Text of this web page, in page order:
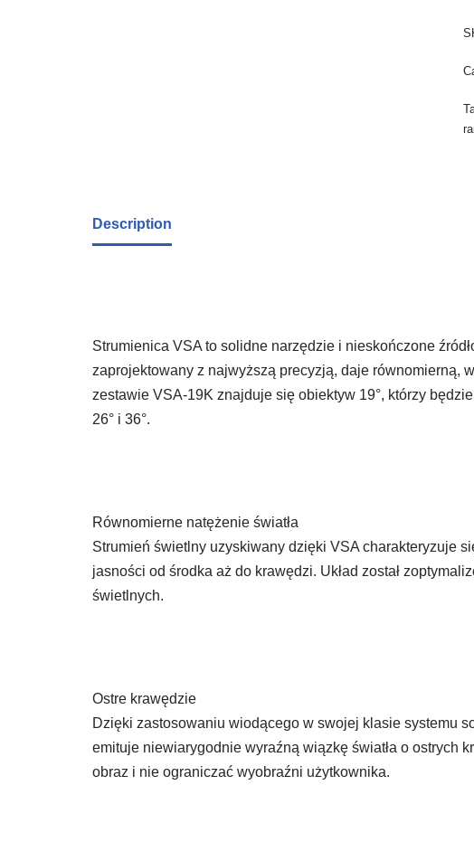
Description
Strumienica VSA to solidne narzędzie i nieskończone
zaprojektowany z najwyższą precyzją, daje równomierną,
zestawie VSA-19K znajduje się obiektyw 19°, którzy
26° i 36°.
Równomierne natężenie światła
Strumień świetlny uzyskiwany dzięki VSA charakteryzuje
jasności od środka aż do krawędzi. Układ został
świetlnych.
Ostre krawędzie
Dzięki zastosowaniu wiodącego w swojej klasie systemu
emituje niewiarygodnie wyraźną wiązkę światła o ostrych
obraz i nie ograniczać wyobraźni użytkownika.